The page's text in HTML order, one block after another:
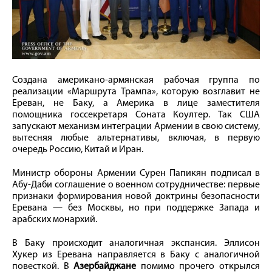
Создана американо-армянская рабочая группа по
реализации «Маршрута Трампа», которую возглавит не
Ереван, не Баку, а Америка в лице заместителя
помощника госсекретаря Соната Коултер. Так США
запускают механизм интеграции Армении в свою систему,
вытесняя любые альтернативы, включая, в первую
очередь Россию, Китай и Иран.
Министр обороны Армении Сурен Папикян подписал в
Абу-Даби соглашение о военном сотрудничестве: первые
признаки формирования новой доктрины безопасности
Еревана — без Москвы, но при поддержке Запада и
арабских монархий.
В Баку происходит аналогичная экспансия. Эллисон
Хукер из Еревана направляется в Баку с аналогичной
повесткой. ВАзербайджане помимо прочего открылся